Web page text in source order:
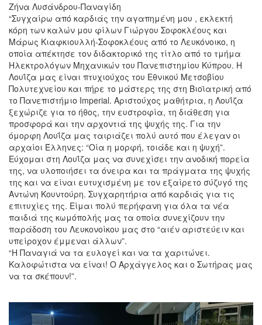
Ζήνα Λυσάνδρου-Παναγίδη
“Συγχαίρω από καρδιάς την αγαπημένη μου , εκλεκτή
κόρη των καλών μου φίλων Γιώργου Σοφοκλέους και
Μάρως Κιαφκιουλλή-Σοφοκλέους από το Λευκόνοικο, η
οποία απέκτησε τον διδακτορικό της τίτλο από το τμήμα
Ηλεκτρολόγων Μηχανικών του Πανεπιστημίου Κύπρου. Η
Λουΐζα μας είναι πτυχιούχος του Εθνικού Μετσοβίου
Πολυτεχνείου και πήρε το μάστερς της στη Βιοϊατρική από
το Πανεπιστήμιο Imperial. Αριστούχος μαθήτρια, η Λουΐζα
ξεχώριζε για το ήθος, την ευστροφία, τη διάθεση για
προσφορά και την αρχοντιά της ψυχής της. Για την
όμορφη Λουΐζα μας ταιριάζει πολύ αυτό που έλεγαν οι
αρχαίοι Έλληνες: “Οία η μορφή, τοιάδε και η ψυχή”.
Εύχομαι στη Λουΐζα μας να συνεχίσει την ανοδική πορεία
της, να υλοποιήσει τα όνειρα και τα πράγματα της ψυχής
της και να είναι ευτυχισμένη με τον εξαίρετο σύζυγό της
Αντώνη Κουντούρη. Συγχαρητήρια από καρδιάς για τις
επιτυχίες της. Είμαι πολύ περήφανη για όλα τα νέα
παιδιά της κωμόπολής μας τα οποία συνεχίζουν την
παράδοση του Λευκονοίκου μας στο “αιέν αριστεύειν και
υπείροχον έμμεναι άλλων”.
“Η Παναγιά να τα ευλογεί και να τα χαριτώνει.
Καλοφώτιστα να είναι! Ο Αρχάγγελος και ο Σωτήρας μας
να τα σκέπουν!”.